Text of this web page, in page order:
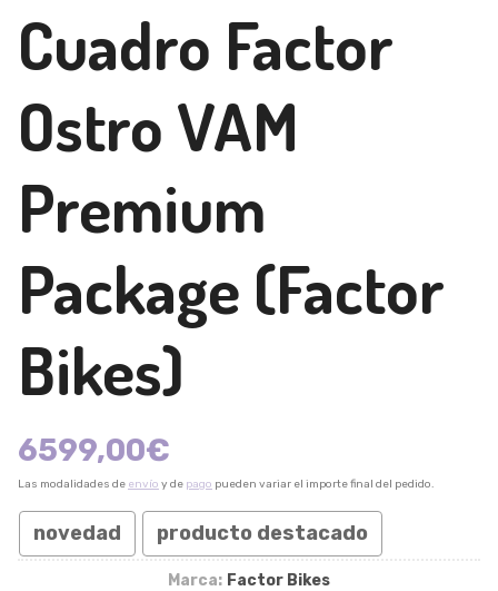
Cuadro Factor
Ostro VAM
Premium
Package (Factor
Bikes)
6599,00€
Las modalidades de envío y de pago pueden variar el importe final del pedido.
novedad producto destacado
Marca: Factor Bikes